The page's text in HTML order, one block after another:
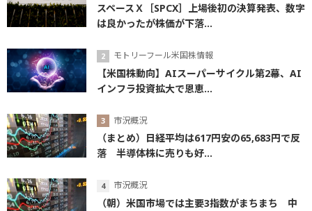
スペースＸ［SPCX］上場後初の決算発表、数字
は良かったが株価が下落...
モトリーフール米国株情報
【米国株動向】AIスーパーサイクル第2幕、AI
インフラ投資拡大で恩恵...
市況概況
（まとめ）日経平均は617円安の65,683円で反
落 半導体株に売りも好...
市況概況
（朝）米国市場では主要3指数がまちまち 中